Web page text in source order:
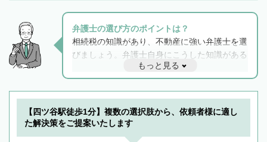
弁護士の選び方のポイントは？
相続税の知識があり、不動産に強い弁護士を選
びましょう。弁護士自身にこうした知識がある
と他士業との連携もスムーズに進み、トラブル
解決のみならず相続をトータルで任せることが
できます。また、相続は感情がからむ分野なの
でフィーリングも重要です。実際に電話や面談
で複数の弁護士と会話をしてウマが合う方に依
もっと見る
【四ツ谷駅徒歩1分】複数の選択肢から、依頼者様に適し
た解決策をご提案いたします